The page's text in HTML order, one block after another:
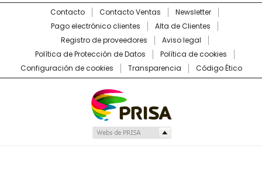
Contacto Contacto Ventas
Newsletter
Pago electrónico clientes
Alta de Clientes
Registro de proveedores
Aviso legal
Política de Protección de Datos
Política de cookies
Configuración de cookies
Transparencia Código Ético